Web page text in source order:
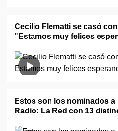
Cecilio Flematti se casó
"Estamos muy felices
Estos son los nominados a
Radio: La Red con 13